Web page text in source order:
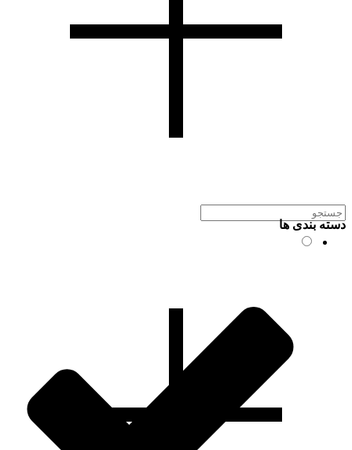
دسته بندی ها